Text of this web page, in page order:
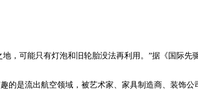
可能只有灯泡和旧轮胎没法再利用。”据《国际先
是流出航空领域，被艺术家、家具制造商、装饰公